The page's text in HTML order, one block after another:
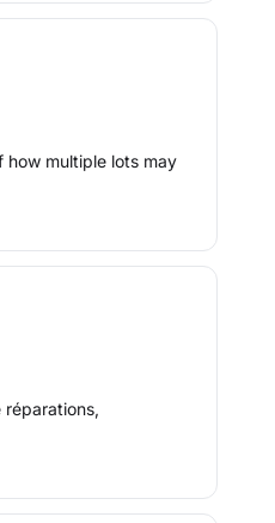
how multiple lots may